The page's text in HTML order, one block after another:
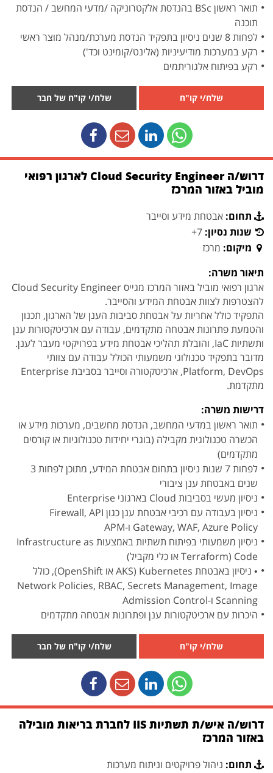
תואר ראשון BSc בהנדסת אלקטרוניקה /מדעי המחשב / הנדסת
תוכנה
לפחות 8 שנים ניסיון בתפקיד הנדסת מערכת/מנהל מוצר ראשי
רקע במערכות מודיעיניות (אלינט/קומינט וכד')
רקע בפיתוח אלגוריתמים
שלח/י קו"ח שלח/י קו"ח של חבר
דרוש/ה Cloud Security Engineer לארגון רפואי
מוביל באזור המרכז
תחום: אבטחת מידע וסייבר
שנות נסיון: 7+
מיקום: מרכז
תיאור משרה:
ארגון רפואי מוביל באזור המרכז מגייס Cloud Security Engineer
להצטרפות לצוות אבטחת המידע והסייבר.
התפקיד כולל אחריות על אבטחת סביבות הענן של הארגון, תכנון
והטמעת פתרונות אבטחה מתקדמים, עבודה עם ארכיטקטורות ענן
ותשתיות IaC, והובלת תהליכי אבטחת מידע בפרויקטי מעבר לענן.
מדובר בתפקיד טכנולוגי משמעותי הכולל עבודה עם צוותי
Platform, DevOps, ארכיטקטורה וסייבר בסביבת Enterprise
מתקדמת.
דרישות משרה:
תואר ראשון במדעי המחשב, הנדסת מחשבים, מערכות מידע או
הכשרה טכנולוגית מקבילה (בוגרי יחידות טכנולוגיות או קורסים
מתקדמים)
לפחות 7 שנות ניסיון בתחום אבטחת המידע, מתוכן לפחות 3
שנים באבטחת ענן ציבורי
ניסיון מעשי בסביבות Cloud בארגוני Enterprise
ניסיון בעבודה עם רכיבי אבטחת ענן כגון Firewall, API
Gateway, WAF, Azure Policy ו-APM
ניסיון משמעותי בפיתוח תשתיות באמצעות Infrastructure as
Code (Terraform או כלי מקביל)
• ניסיון באבטחת Kubernetes (AKS או OpenShift), כולל
Network Policies, RBAC, Secrets Management, Image
Scanning ו-Admission Control
היכרות עם ארכיטקטורות ענן ופתרונות אבטחה מתקדמים
שלח/י קו"ח שלח/י קו"ח של חבר
דרוש/ה איש/ת תשתיות IIS לחברת בריאות מובילה
באזור המרכז
תחום: ניהול פרויקטים וניתוח מערכות